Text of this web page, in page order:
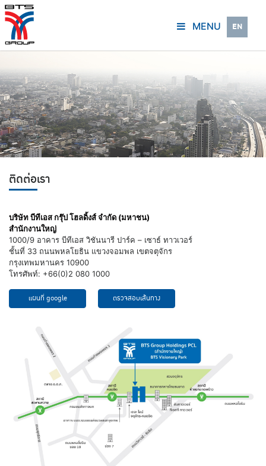
MENU EN
ติดต่อเรา
บริษัท บีทีเอส กรุ๊ป โฮลดิ้งส์ จำกัด (มหาชน)
สำนักงานใหญ่
1000/9 อาคาร บีทีเอส วิชันนารี ปาร์ค – เซาธ์ ทาวเวอร์
ชั้นที่ 33 ถนนพหลโยธิน แขวงจอมพล เขตจตุจักร
กรุงเทพมหานคร 10900
โทรศัพท์: +66(0)2 080 1000
แผนที่ google ตรวจสอบเส้นทาง